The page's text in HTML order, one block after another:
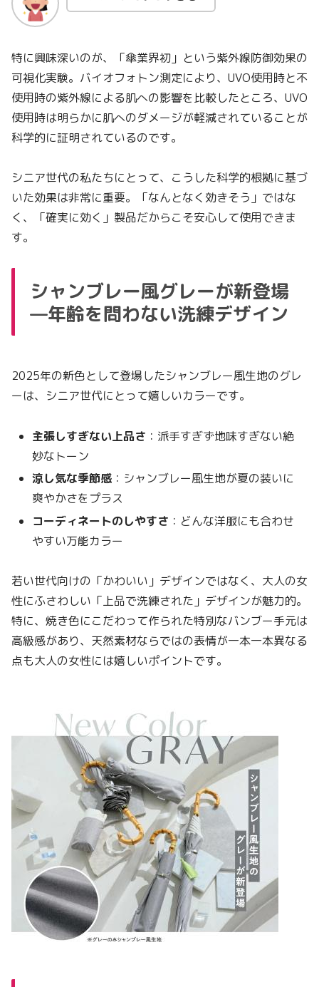
特に興味深いのが、「傘業界初」という紫外線防御効果の
可視化実験。バイオフォトン測定により、UVO使用時と不
使用時の紫外線による肌への影響を比較したところ、UVO
使用時は明らかに肌へのダメージが軽減されていることが
科学的に証明されているのです。
シニア世代の私たちにとって、こうした科学的根拠に基づ
いた効果は非常に重要。「なんとなく効きそう」ではな
く、「確実に効く」製品だからこそ安心して使用できま
す。
シャンブレー風グレーが新登場
—年齢を問わない洗練デザイン
2025年の新色として登場したシャンブレー風生地のグレ
ーは、シニア世代にとって嬉しいカラーです。
主張しすぎない上品さ ：派手すぎず地味すぎない絶
妙なトーン
涼し気な季節感 ：シャンブレー風生地が夏の装いに
爽やかさをプラス
コーディネートのしやすさ ：どんな洋服にも合わせ
やすい万能カラー
若い世代向けの「かわいい」デザインではなく、大人の女
性にふさわしい「上品で洗練された」デザインが魅力的。
特に、焼き色にこだわって作られた特別なバンブー手元は
高級感があり、天然素材ならではの表情が一本一本異なる
点も大人の女性には嬉しいポイントです。